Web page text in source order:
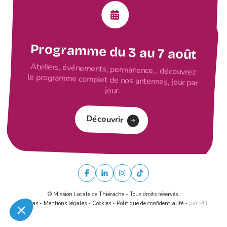
Programme du 3 au 7 août
Ateliers, événements, permanence... découvrez
le programme complet de nos antennes, jour par
jour.
Découvrir
© Mission Locale de Thiérache - Tous droits réservés.
Médias - Mentions légales - Cookies - Politique de confidentialité - par PH